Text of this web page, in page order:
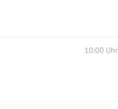
10:00 Uhr